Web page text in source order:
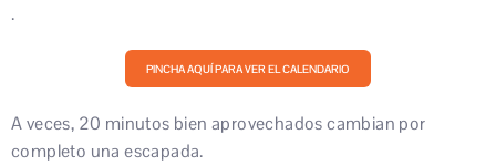
.
PINCHA AQUÍ PARA VER EL CALENDARIO
A veces, 20 minutos bien aprovechados cambian por
completo una escapada.